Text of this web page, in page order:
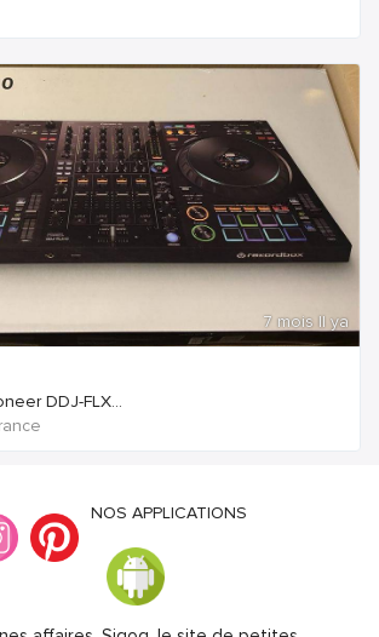
7 mois Il ya
DDJ-FLX...
NOS APPLICATIONS